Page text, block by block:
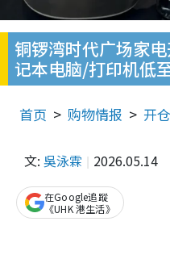
铜锣湾时代广场家
记本电脑/打印机低
首页 购物情报 开仓
文: 吳泳霖 2026.05.14
在Google追蹤
《UHK 港生活》